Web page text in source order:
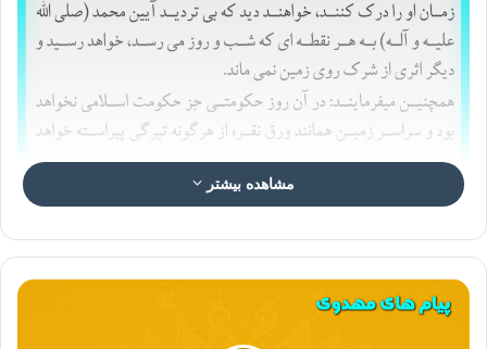
عکس نوشته دولت کریمه امام عصر ۲۳
نفوذ اسلام در تمام نقاط دنیا
پیامبر گرامی اسلام میفرماید:
مشاهده بیشتر